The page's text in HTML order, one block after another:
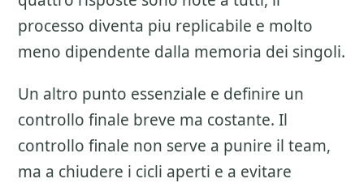
processo diventa piu replicabile e molto
meno dipendente dalla memoria dei singoli.
Un altro punto essenziale e definire un
controllo finale breve ma costante. Il
controllo finale non serve a punire il team,
ma a chiudere i cicli aperti e a evitare